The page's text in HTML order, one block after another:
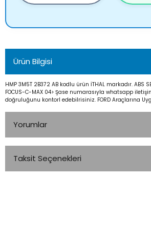
Ürün Bilgisi
HMP 3M5T 2B372 AB kodlu ürün İTHAL markadır. ABS
FOCUS-C-MAX 04> Şase numarasıyla whatsapp
doğruluğunu kontorl edebilrisiniz. FORD Araçlarına
Yorumlar
Taksit Seçenekleri